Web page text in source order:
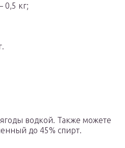
0,5 кг;
водкой. Также можете
до 45% спирт.